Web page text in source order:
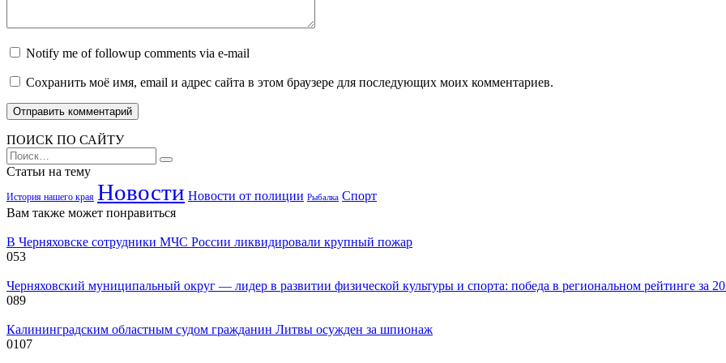
Notify me of followup comments via e-mail
Сохранить моё имя, email и адрес сайта в этом браузере для последующих моих комментариев.
ПОИСК ПО САЙТУ
Search
for:
Статьи на тему
История нашего края Новости Новости от полиции Рыбалка Спорт
Вам также может понравиться
В Черняховске сотрудники МЧС России ликвидировали крупный пожар
053
Черняховский муниципальный округ — лидер в развитии физической культуры и спорта: победа в региональном рейтинге за
089
Калининградским областным судом гражданин Литвы осужден за шпионаж
0107